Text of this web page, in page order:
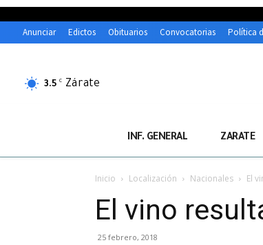
Anunciar Edictos Obituarios Convocatorias Política
3.5 C Zárate
INF. GENERAL ZARATE
Inicio Localización Nacionales El
El vino
25 febrero, 2018